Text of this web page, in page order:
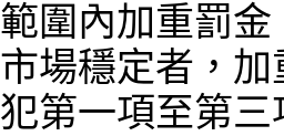
範圍內加重罰
市場穩定者，
犯第一項至第